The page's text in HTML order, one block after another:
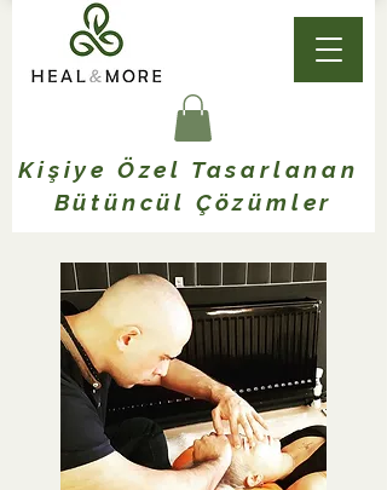
Kişiye Özel Tasarlanan
Bütüncül Çözümler